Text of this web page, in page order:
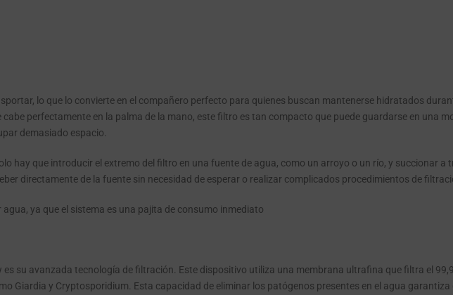
lo que lo convierte en el compañero perfecto para quienes buscan mantenerse hidratados
perfectamente en la palma de la mano, este filtro es tan compacto que puede guardarse en una
demasiado espacio.
hay que introducir el extremo del filtro en una fuente de agua, como un arroyo o un río, y succionar a
directamente de la fuente sin necesidad de esperar o realizar complicados procedimientos de
ya que el sistema es una pajita de consumo inmediato
su avanzada tecnología de filtración. Este dispositivo utiliza una membrana ultrafina que filtra el
Giardia y Cryptosporidium. Esta capacidad de eliminar los patógenos presentes en el agua garantiza